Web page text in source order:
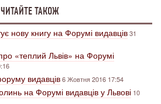
ЧИТАЙТЕ ТАКОЖ
нову книгу на Форумі видавців31
«теплий Львів» на Форумі
видавців6 Жовтня 2016 17:54
на Форумі видавців у Львові 10